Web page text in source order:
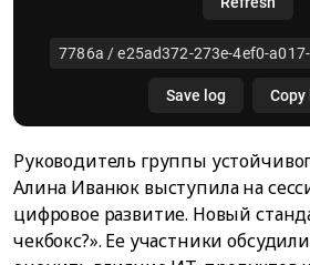
Руководитель группы
Алина Иванюк выступила на
цифровое развитие. Новый
чекбокс?». Ее участники